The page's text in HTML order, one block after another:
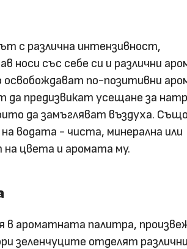
с различна интензивност,
носи със себе си и различни
освобождават по-позитивни
да предизвикат усещане за
да замъгляват въздуха.
водата - чиста, минерална или
цвета и аромата му.
в ароматната палитра,
зеленчуците отделят различни